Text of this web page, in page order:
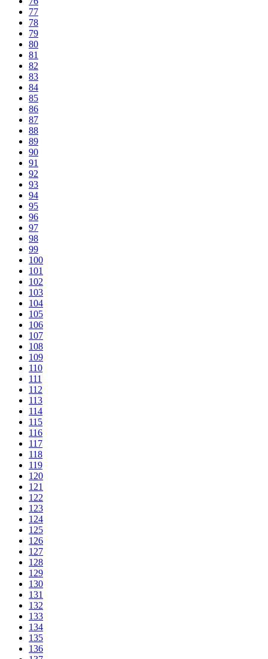
77
78
79
80
81
82
83
84
85
86
87
88
89
90
91
92
93
94
95
96
97
98
99
100
101
102
103
104
105
106
107
108
109
110
111
112
113
114
115
116
117
118
119
120
121
122
123
124
125
126
127
128
129
130
131
132
133
134
135
136